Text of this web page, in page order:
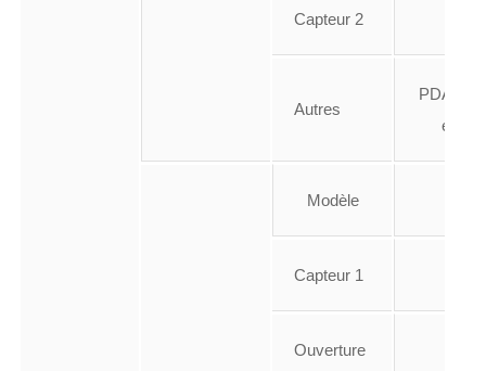
Capteur 2
Autres
PDAF,
Modèle
Capteur 1
Ouverture